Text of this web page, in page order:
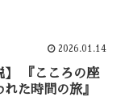
2026.01.14
】 『こころの座
た時間の旅』